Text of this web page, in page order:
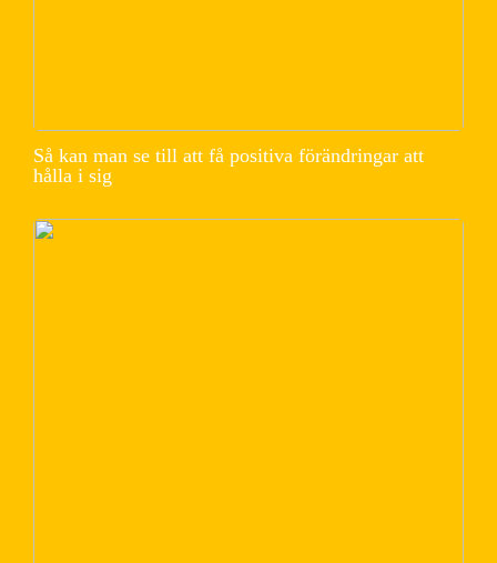
Så kan man se till att få positiva förändringar att
hålla i sig